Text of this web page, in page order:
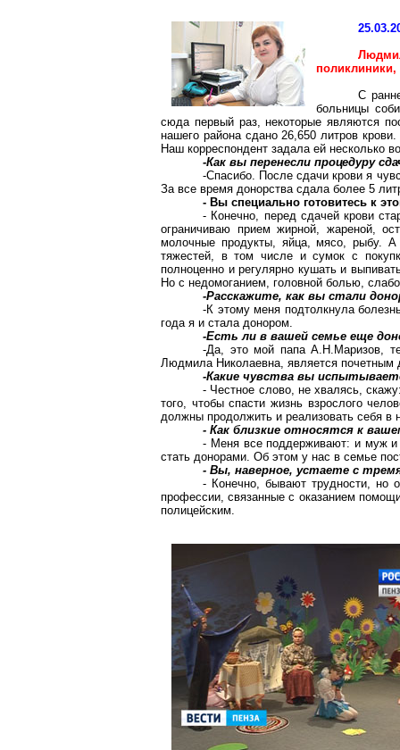
поликлиники,
С
больницы
сюда первый раз, некоторые являются
нашего района сдано26,650 литров
Наш корреспондент задала ей несколько
-Как вы перенесли процедуру
-Спасибо. После сдачи крови я
За все время донорства сдала более 5
- Вы специально готовитесь к
- Конечно, перед сдачей крови
ограничиваю прием жирной, жареной,
молочные продукты, яйца, мясо, рыбу. А
тяжестей, в том числе и сумок с
полноценно и регулярно кушать и
Но с недомоганием, головной болью,
-Расскажите, как вы стали
-К этому меня подтолкнула
года я и стала донором.
-Есть ли в вашей семье еще
-Да, это мой папаА.Н.Маризов,
Людмила Николаевна, является почетным
-Какие чувства вы
- Честное слово, не хвалясь,
того, чтобы спасти жизнь взрослого
должны продолжить и реализовать себя в
- Как близкие относятся к
- Меня все поддерживают: и муж и
стать донорами. Об этом у нас в семье
- Вы, наверное, устаете с
- Конечно, бывают трудности, но
профессии, связанные с оказанием
полицейским.